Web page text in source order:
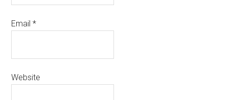
Email*
Website